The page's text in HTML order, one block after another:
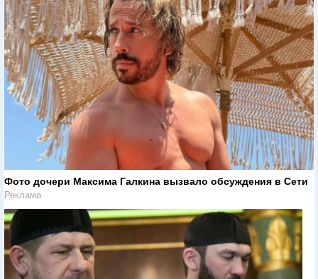
Фото дочери Максима Галкина вызвало обсуждения в Сети
Реклама